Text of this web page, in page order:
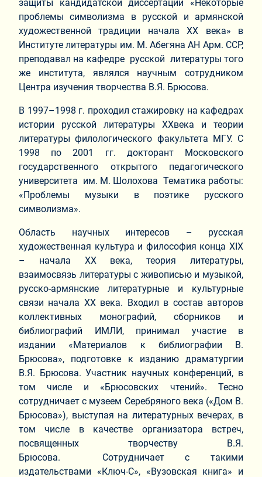
защиты кандидатской диссертации «Некоторые
проблемы символизма в русской и армянской
художественной традиции начала XX века» в
Институте литературы им. М. Абегяна АН Арм. ССР,
преподавал на кафедре русской литературы того
же института, являлся научным сотрудником
Центра изучения творчества В.Я. Брюсова.
В 1997–1998 г. проходил стажировку на кафедрах
истории русской литературы XXвека и теории
литературы филологического факультета МГУ. С
1998 по 2001 гг. докторант Московского
государственного открытого педагогического
университета им. М. Шолохова Тематика работы:
«Проблемы музыки в поэтике русского
символизма».
Область научных интересов – русская
художественная культура и философия конца XIX
– начала XX века, теория литературы,
взаимосвязь литературы с живописью и музыкой,
русско-армянские литературные и культурные
связи начала XX века. Входил в состав авторов
коллективных монографий, сборников и
библиографий ИМЛИ, принимал участие в
издании «Материалов к библиографии В.
Брюсова», подготовке к изданию драматургии
В.Я. Брюсова. Участник научных конференций, в
том числе и «Брюсовских чтений». Тесно
сотрудничает с музеем Серебряного века («Дом В.
Брюсова»), выступая на литературных вечерах, в
том числе в качестве организатора встреч,
посвященных творчеству В.Я.
Брюсова. Сотрудничает с такими
издательствами «Ключ-С», «Вузовская книга» и